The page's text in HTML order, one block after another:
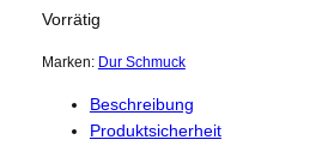
Vorrätig
Marken: Dur Schmuck
Beschreibung
Produktsicherheit